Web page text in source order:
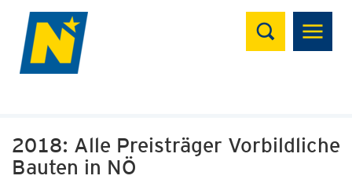
Suchen
2018: Alle Preisträger Vorbildliche
Bauten in NÖ